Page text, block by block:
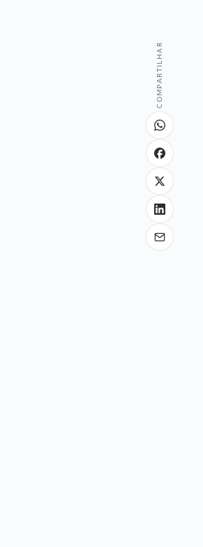
COMPARTILHAR